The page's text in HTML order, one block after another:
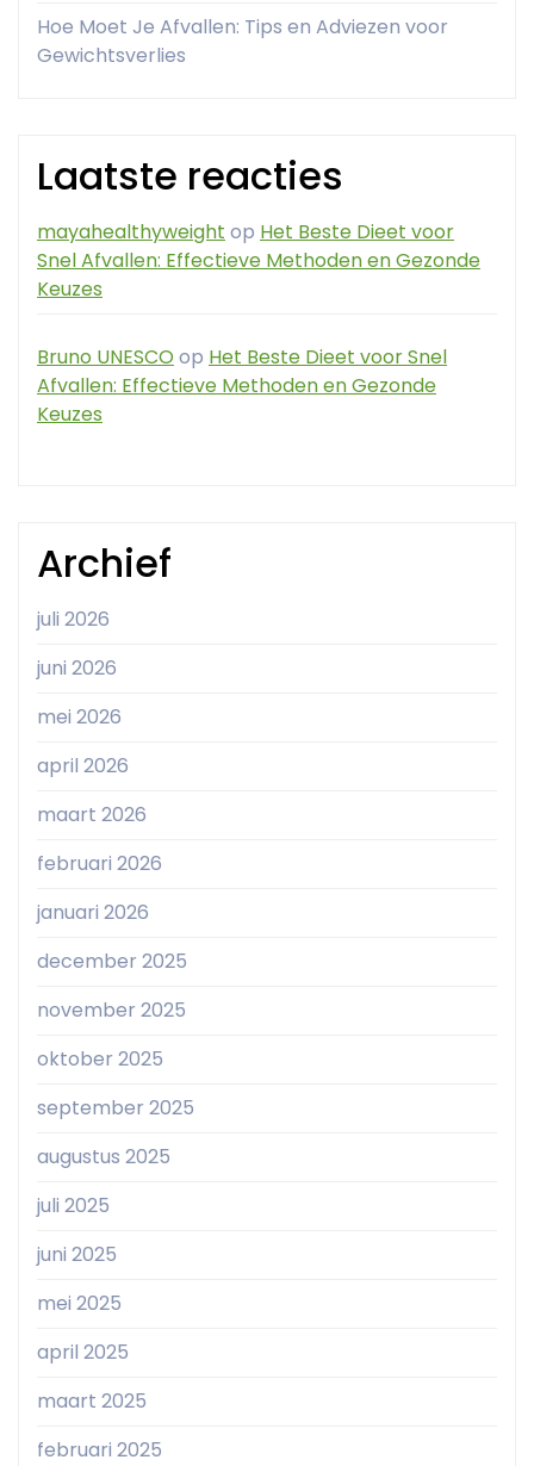
Hoe Moet Je Afvallen: Tips en Adviezen voor
Gewichtsverlies
Laatste reacties
mayahealthyweight op Het Beste Dieet voor
Snel Afvallen: Effectieve Methoden en Gezonde
Keuzes
Bruno UNESCO op Het Beste Dieet voor Snel
Afvallen: Effectieve Methoden en Gezonde
Keuzes
Archief
juli 2026
juni 2026
mei 2026
april 2026
maart 2026
februari 2026
januari 2026
december 2025
november 2025
oktober 2025
september 2025
augustus 2025
juli 2025
juni 2025
mei 2025
april 2025
maart 2025
februari 2025